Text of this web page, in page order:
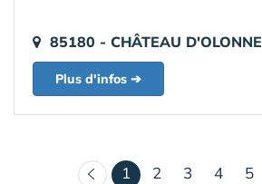
85180 - CHÂTEAU D'OLONNE
Plus d'infos ➔
1 (courant)
2 3 4 5